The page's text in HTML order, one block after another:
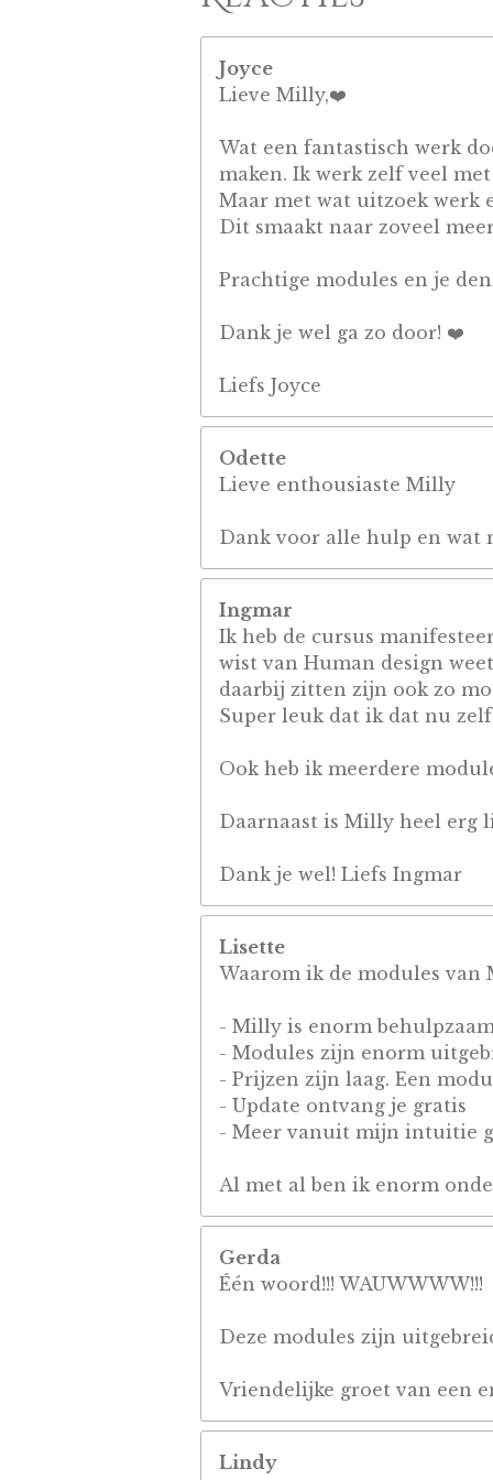
Joyce
Lieve Milly,❤️
Wat een fantastisch werk
maken. Ik werk zelf veel
Maar met wat uitzoek werk
Dit smaakt naar zoveel
Prachtige modules en je
Dank je wel ga zo door! ❤️
Liefs Joyce
Odette
Lieve enthousiaste Milly
Dank voor alle hulp en wat
Ingmar
Ik heb de cursus
wist van Human design
daarbij zitten zijn ook zo
Super leuk dat ik dat nu
Ook heb ik meerdere
Daarnaast is Milly heel erg
Dank je wel! Liefs Ingmar
Lisette
Waarom ik de modules
- Milly is enorm
- Modules zijn enorm
- Prijzen zijn laag. Een
- Update ontvang je gratis
- Meer vanuit mijn intuitie
Al met al ben ik enorm
Gerda
Één woord!!! WAUWWWW!!!
Deze modules zijn
Vriendelijke groet van een
Lindy